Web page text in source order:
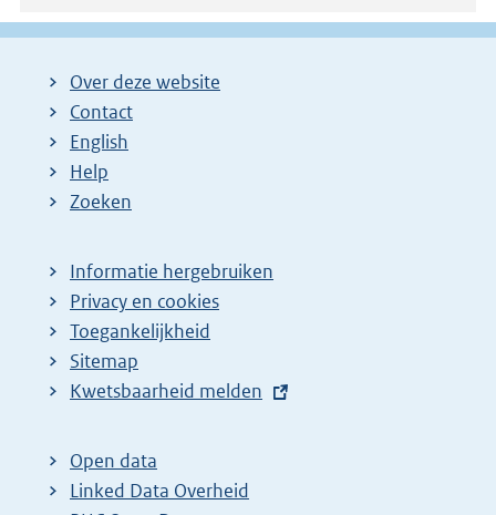
Over deze website
Contact
English
Help
Zoeken
Informatie hergebruiken
Privacy en cookies
Toegankelijkheid
Sitemap
E
t
e
r
Kwetsbaarheid melden
Open data
Linked Data Overheid